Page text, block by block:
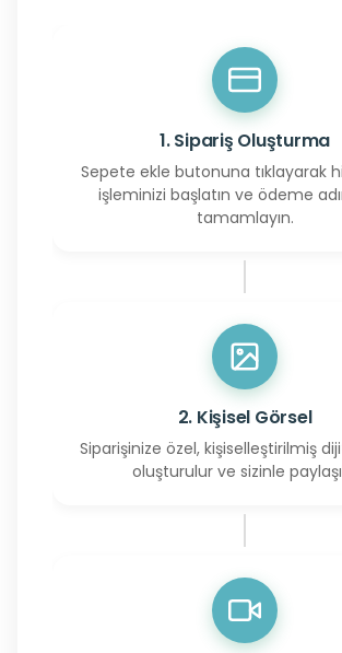
1. Sipariş Oluşturma
Sepete ekle butonuna tıklayarak
işleminizi başlatın ve ödeme
tamamlayın.
2. Kişisel Görsel
Siparişinize özel, kişiselleştirilmiş
oluşturulur ve sizinle